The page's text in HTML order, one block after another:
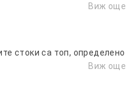
Виж още
стоки са топ, определено
Виж още